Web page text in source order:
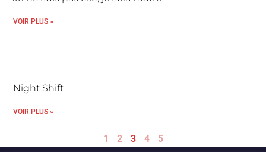
VOIR PLUS »
Night Shift
VOIR PLUS »
1 2 3 4 5